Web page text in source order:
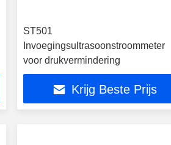
ST501
Invoegingsultrasoonstroommeter
voor drukvermindering
Krijg Beste Prijs